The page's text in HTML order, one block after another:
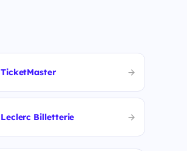
TicketMaster
Leclerc Billetterie